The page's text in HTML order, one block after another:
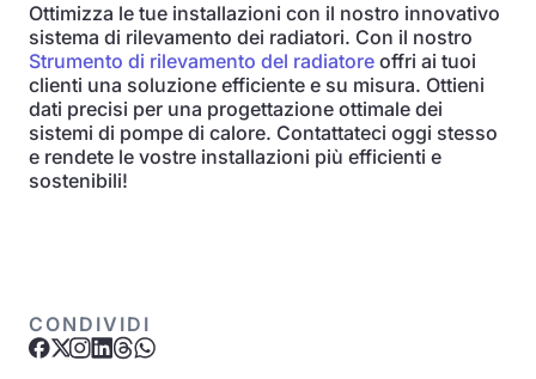
Ottimizza le tue installazioni con il nostro innovativo
sistema di rilevamento dei radiatori. Con il nostro
Strumento di rilevamento del radiatore offri ai tuoi
clienti una soluzione efficiente e su misura. Ottieni
dati precisi per una progettazione ottimale dei
sistemi di pompe di calore. Contattateci oggi stesso
e rendete le vostre installazioni più efficienti e
sostenibili!
CONDIVIDI